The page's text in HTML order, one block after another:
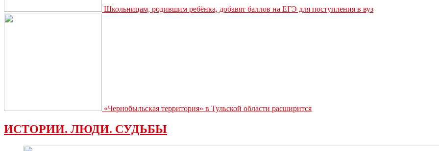
Школьницам, родившим ребёнка, добавят баллов на ЕГЭ для поступления в вуз
«Чернобыльская территория» в Тульской области расширится
ИСТОРИИ. ЛЮДИ. СУДЬБЫ